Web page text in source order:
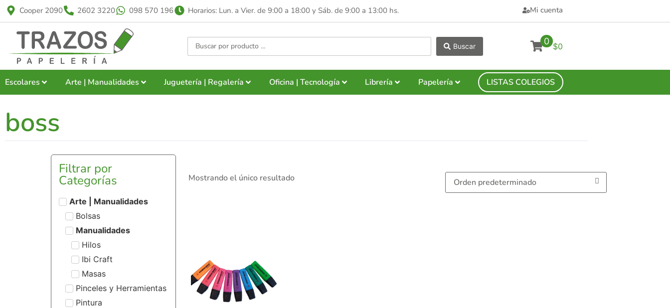
Cooper 2090 2602 3220 098 570 196 Horarios: Lun. a Vier. de 9:00 a 18:00 y Sáb. de 9:00 a 13:00 hs. Mi cuenta
Buscar 0 $0
Escolares Arte | Manualidades Juguetería | Regalería Oficina | Tecnología Librería Papelería LISTAS COLEGIOS
boss
Filtrar por
Categorías
Arte | Manualidades
Bolsas
Manualidades
Hilos
Ibi Craft
Masas
Pinceles y Herramientas
Pintura
Mostrando el único resultado